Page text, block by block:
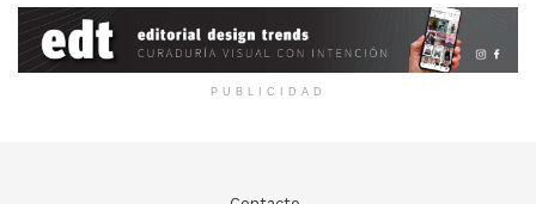
PUBLICIDAD